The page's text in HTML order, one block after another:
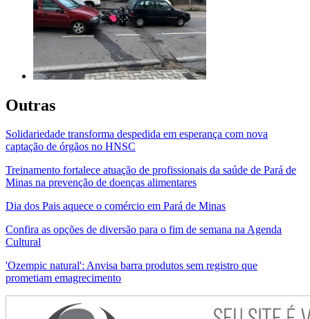
Outras
Solidariedade transforma despedida em esperança com nova
captação de órgãos no HNSC
Treinamento fortalece atuação de profissionais da saúde de Pará de
Minas na prevenção de doenças alimentares
Dia dos Pais aquece o comércio em Pará de Minas
Confira as opções de diversão para o fim de semana na Agenda
Cultural
'Ozempic natural': Anvisa barra produtos sem registro que
prometiam emagrecimento